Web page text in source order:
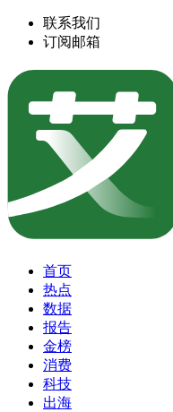
联系我们
订阅邮箱
首页
热点
数据
报告
金榜
消费
科技
出海